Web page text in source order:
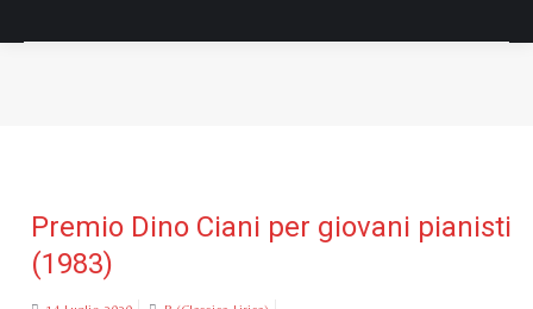
Premio Dino Ciani per giovani pianisti
(1983)